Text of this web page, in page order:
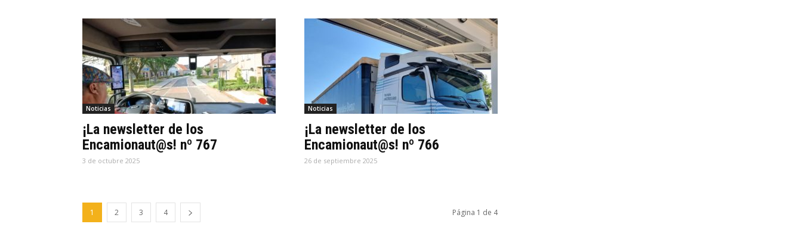
Noticias
¡La newsletter de los
Encamionaut@s! nº 767
3 de octubre 2025
Noticias
¡La newsletter de los
Encamionaut@s! nº 766
26 de septiembre 2025
1 2 3 4 Página 1 de 4